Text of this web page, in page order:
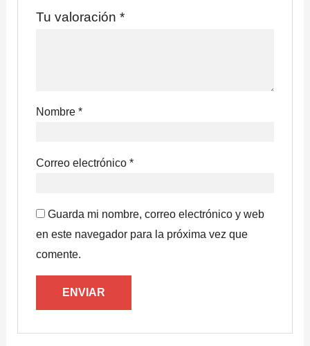
Tu valoración*
Nombre*
Correo electrónico*
Guarda mi nombre, correo electrónico y web
en este navegador para la próxima vez que
comente.